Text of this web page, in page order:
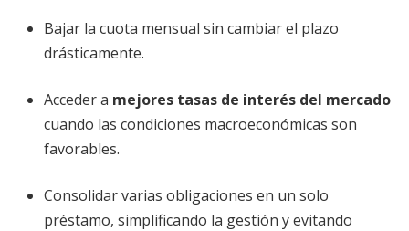
Bajar la cuota mensual sin cambiar el plazo
drásticamente.
Acceder a mejores tasas de interés del mercado
cuando las condiciones macroeconómicas son
favorables.
Consolidar varias obligaciones en un solo
préstamo, simplificando la gestión y evitando